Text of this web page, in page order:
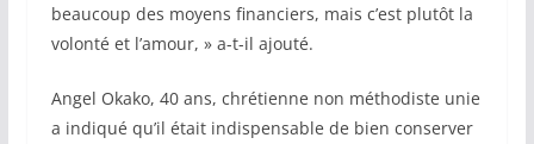
beaucoup des moyens financiers, mais c’est plutôt la
volonté et l’amour, » a-t-il ajouté.
Angel Okako, 40 ans, chrétienne non méthodiste unie
a indiqué qu’il était indispensable de bien conserver